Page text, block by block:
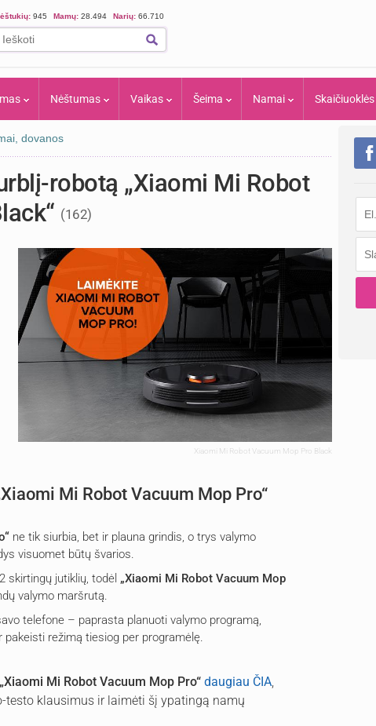
945 Mamų: 28.494 Narių: 66.710
Nėštumas Vaikas Šeima Namai Skaičiuoklės
dovanos
robotą „Xiaomi Mi Robot
(162)
Xiaomi Mi Robot Vacuum Mop Pro Black
Mi Robot Vacuum Mop Pro“
ne tik siurbia, bet ir plauna grindis, o trys valymo
visuomet būtų švarios.
skirtingų jutiklių, todėl „Xiaomi Mi Robot Vacuum Mop
valymo maršrutą.
telefone – paprasta planuoti valymo programą,
režimą tiesiog per programėlę.
„Xiaomi Mi Robot Vacuum Mop Pro“ daugiau ČIA
klausimus ir laimėti šį ypatingą namų